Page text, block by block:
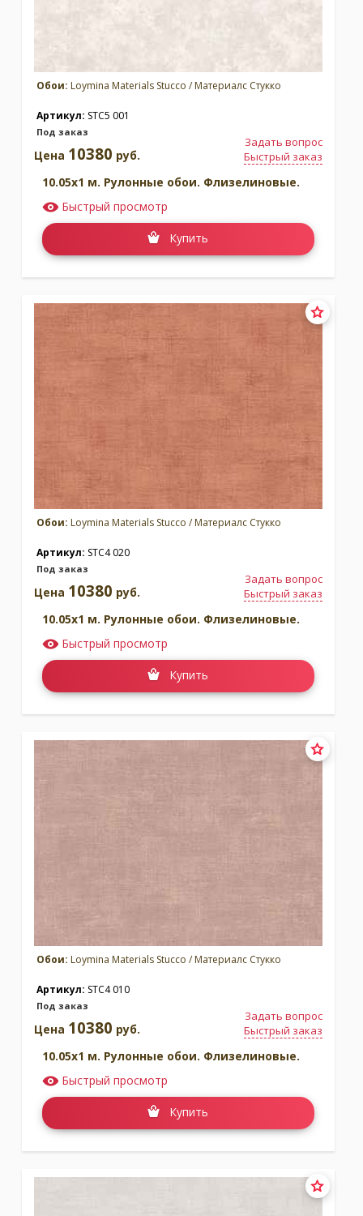
Обои: Loymina Materials Stucco / Материалс Стукко
Артикул: STC5 001
Под заказ
Задать вопрос
Быстрый заказ
Цена 10380 руб.
10.05x1 м. Рулонные обои. Флизелиновые.
Быстрый просмотр
Купить
Обои: Loymina Materials Stucco / Материалс Стукко
Артикул: STC4 020
Под заказ
Задать вопрос
Быстрый заказ
Цена 10380 руб.
10.05x1 м. Рулонные обои. Флизелиновые.
Быстрый просмотр
Купить
Обои: Loymina Materials Stucco / Материалс Стукко
Артикул: STC4 010
Под заказ
Задать вопрос
Быстрый заказ
Цена 10380 руб.
10.05x1 м. Рулонные обои. Флизелиновые.
Быстрый просмотр
Купить